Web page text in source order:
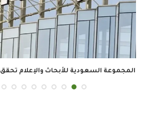
المجموعة السعودية للأبحاث والإعلام تحقق 34.8 مليون ريال...